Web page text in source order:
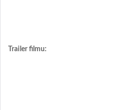
Trailer filmu: